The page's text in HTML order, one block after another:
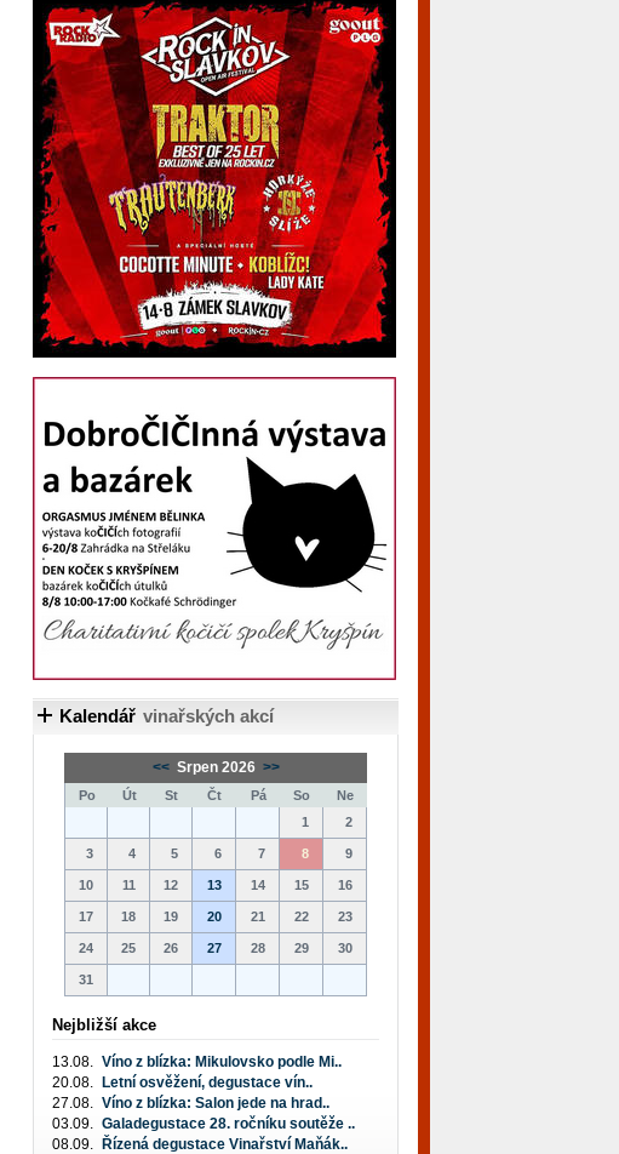
Kalendář vinařských akcí
<< Srpen 2026 >>
Po Út St Čt Pá So
Ne
1
2
3 4 5 6 7 8 9
10 11 12 13 14 15 16
17 18 19 20 21 22 23
24 25 26 27 28 29 30
31
Nejbližší akce
13.08. Víno z blízka: Mikulovsko podle Mi..
20.08.
Letní osvěžení, degustace vín..
27.08. Víno z blízka: Salon jede na hrad..
03.09. Galadegustace 28. ročníku soutěže ..
08.09.
Řízená degustace Vinařství Maňák..